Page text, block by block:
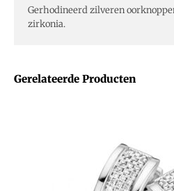
Gerelateerde Producten
Gerhodineerd zilveren
zirkonia.